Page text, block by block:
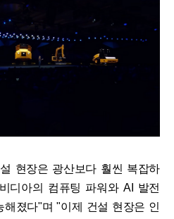
현장은 광산보다 훨씬 복잡하
디아의 컴퓨팅 파워와 AI 발전
졌다"며 "이제 건설 현장은 인